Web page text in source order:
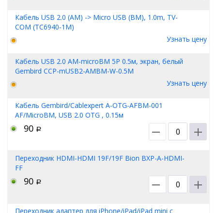
Кабель USB 2.0 (AM) -> Micro USB (BM), 1.0m, TV-
COM (TC6940-1M)
Узнать цену
Кабель USB 2.0 AM-microBM 5P 0.5м, экран, белый
Gembird CCP-mUSB2-AMBM-W-0.5M
Узнать цену
Кабель Gembird/Cablexpert A-OTG-AFBM-001
AF/MicroBM, USB 2.0 OTG , 0.15м
90 Р
Переходник HDMI-HDMI 19F/19F Bion BXP-A-HDMI-
FF
90 Р
Переходник адаптер для iPhone/iPad/iPad mini с